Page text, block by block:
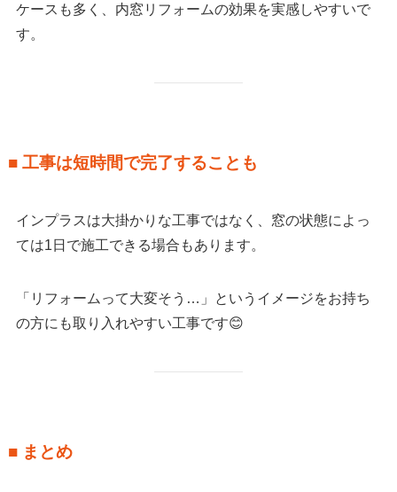
ケースも多く、内窓リフォームの効果を実感しやすいで
す。
■ 工事は短時間で完了することも
インプラスは大掛かりな工事ではなく、窓の状態によっ
ては1日で施工できる場合もあります。
「リフォームって大変そう…」というイメージをお持ち
の方にも取り入れやすい工事です😊
■ まとめ